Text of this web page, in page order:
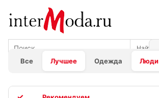
Все Лучшее Одежда Люди